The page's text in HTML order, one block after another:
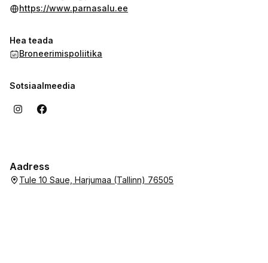
https://www.parnasalu.ee
Hea teada
Broneerimispoliitika
Sotsiaalmeedia
Aadress
Tule 10 Saue, Harjumaa (Tallinn) 76505